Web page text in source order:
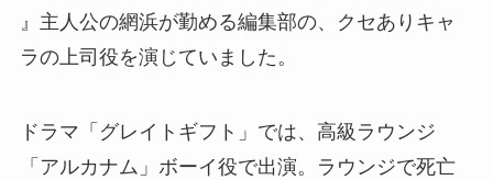
』主人公の網浜が勤める編集部の、クセありキャ
ラの上司役を演じていました。
ドラマ「グレイトギフト」では、 高級ラウンジ
「 アルカナム」ボーイ役で出演。ラウンジで死亡